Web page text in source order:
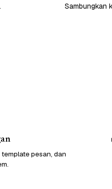
Sambungkan
pesan, dan